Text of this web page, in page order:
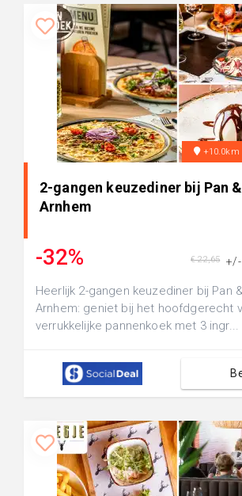
2-gangen keuzediner bij Pan
Arnhem
-32% +/-
€ 22,65
Heerlijk 2-gangen keuzediner bij Pan
Arnhem: geniet bij het hoofdgerecht
verrukkelijke pannenkoek met 3 ingr...